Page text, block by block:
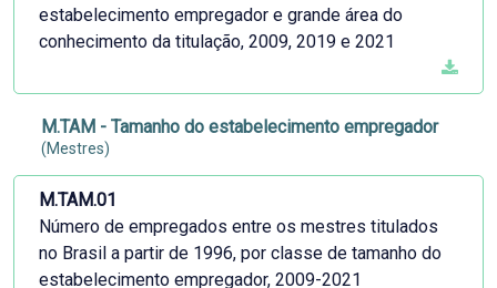
estabelecimento empregador e grande área do
conhecimento da titulação, 2009, 2019 e 2021
M.TAM - Tamanho do estabelecimento empregador
(Mestres)
M.TAM.01
Número de empregados entre os mestres titulados
no Brasil a partir de 1996, por classe de tamanho do
estabelecimento empregador, 2009-2021